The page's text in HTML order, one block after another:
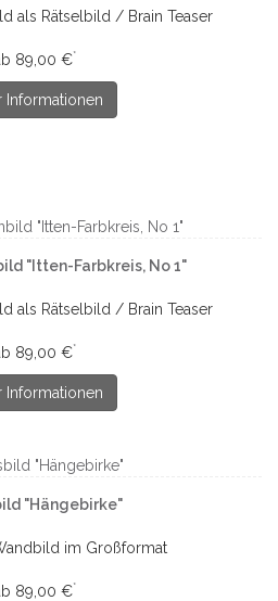
als Rätselbild / Brain Teaser
89,00 €*
Informationen
"Itten-Farbkreis, No 1"
als Rätselbild / Brain Teaser
89,00 €*
Informationen
"Hängebirke"
im Großformat
89,00 €*